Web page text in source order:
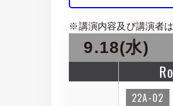
※講演内容及び講演者
9.18(水)
22A-02